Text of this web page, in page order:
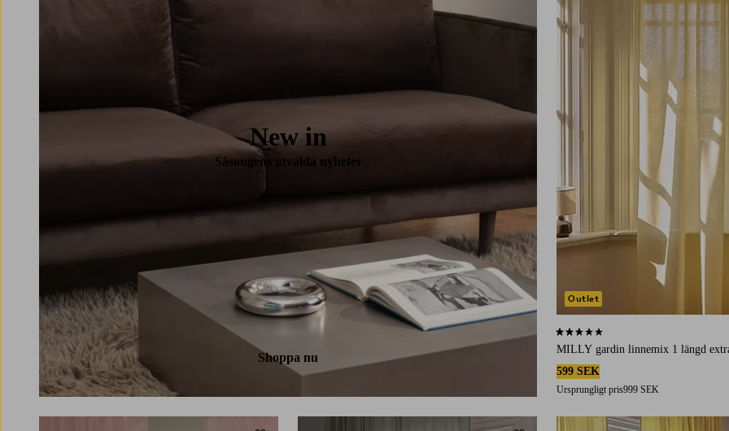
New in
Säsongens utvalda nyheter
Shoppa nu
MILLY gardin linnemix 1 längd
599 SEK
Ursprungligt pris999 SEK
2,3 baserat på 3 st betyg
Outlet
220 250